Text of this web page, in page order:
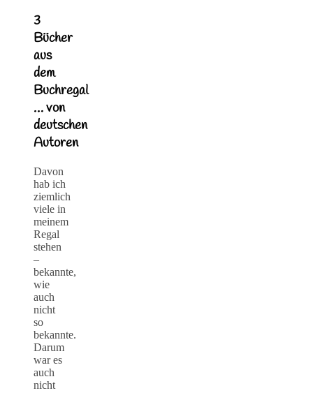
3
Bücher
aus
dem
Buchregal
… von
deutschen
Autoren
Davon
hab ich
ziemlich
viele in
meinem
Regal
stehen
–
bekannte,
wie
auch
nicht
so
bekannte.
Darum
war es
auch
nicht